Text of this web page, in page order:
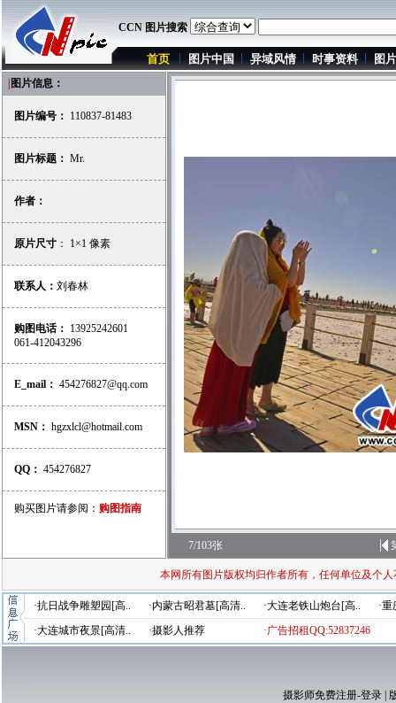
CCN 图片搜索
首页 图片中国 异域风情 时事资料 图
图片信息：
图片编号： 110837-81483
图片标题： Mr.
作者：
原片尺寸 ： 1×1 像素
联系人： 刘春林
购图电话： 13925242601
061-412043296
E_mail： 454276827@qq.com
MSN： hgzxlcl@hotmail.com
QQ： 454276827
购买图片请参阅： 购图指南
7/103张
本网所有图片版权均归作者所有，任何单位及个
·抗日战争雕塑园[高.. ·内蒙古昭君墓[高清.. ·大连老铁山炮台[高..
·
·大连城市夜景[高清..
·摄影人推荐 ·广告招租QQ:52837246
摄影师免费注册-登录|